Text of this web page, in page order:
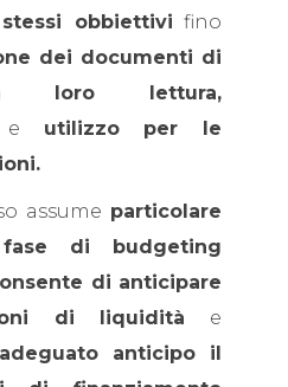
obbiettivi fino
dei documenti di
loro lettura,
e utilizzo per le
assume particolare
di budgeting
di anticipare
di liquidità e
anticipo il